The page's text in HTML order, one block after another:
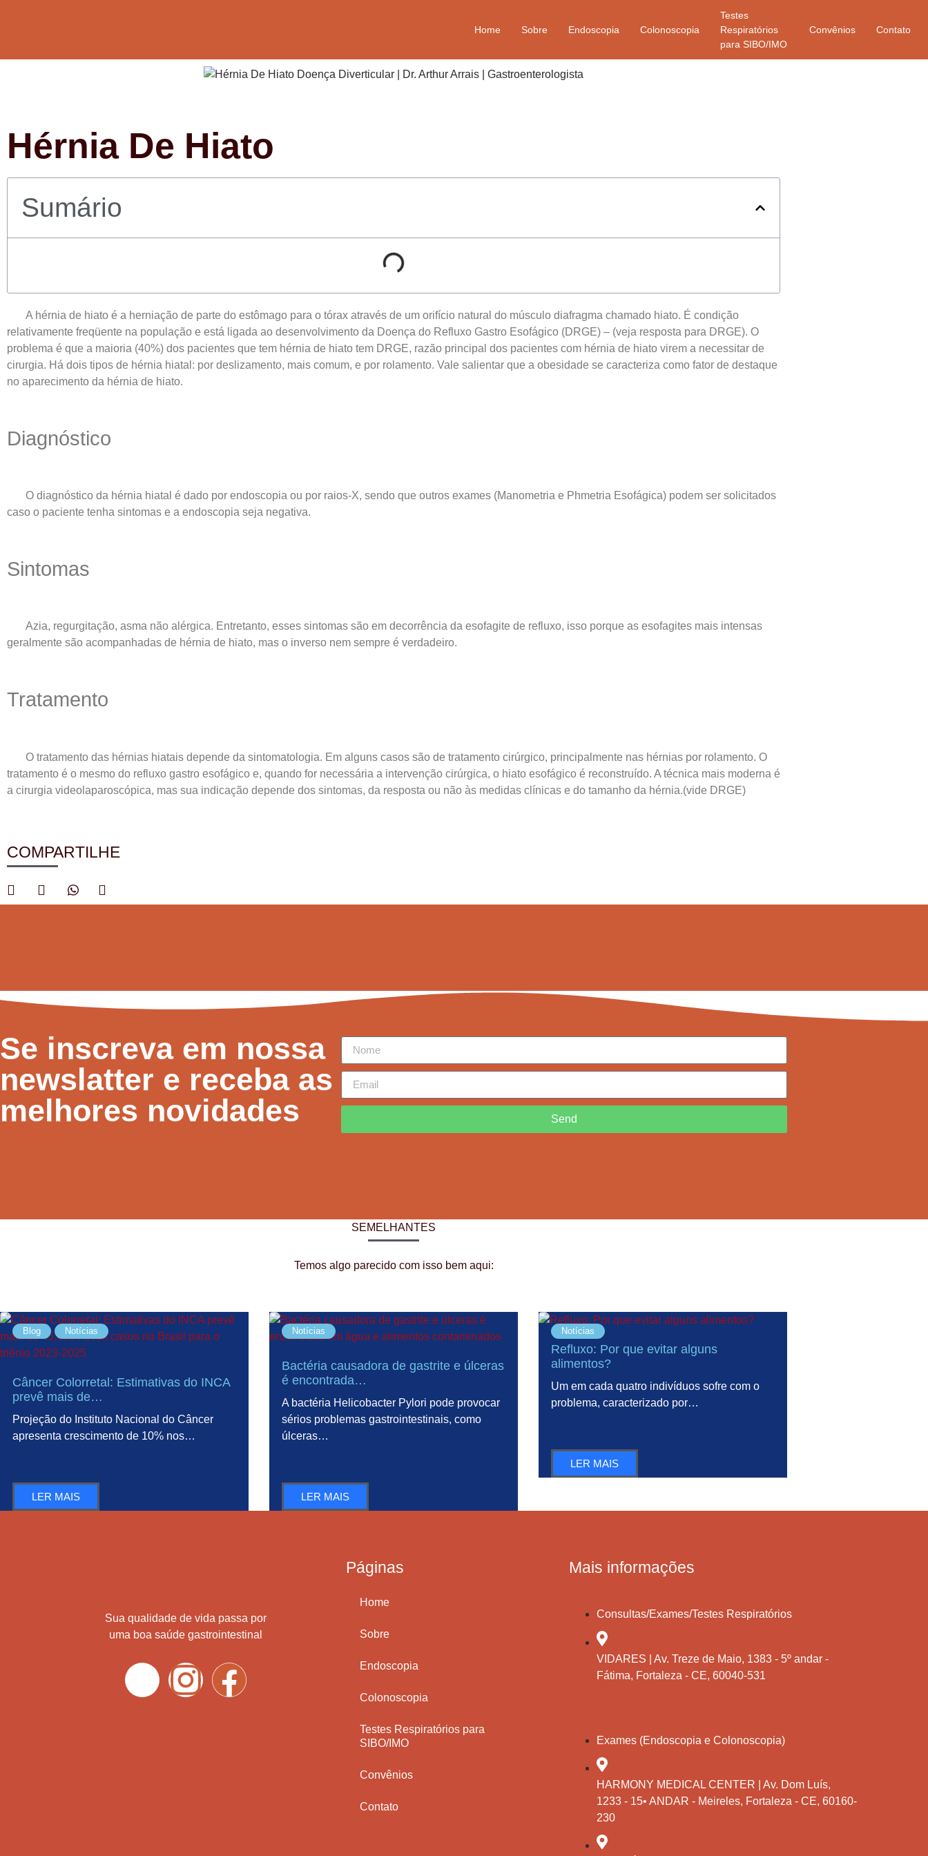
Home Sobre Endoscopia Colonoscopia
Testes
Respiratórios
para SIBO/IMO
Convênios Contato
Hérnia De Hiato
Sumário
A hérnia de hiato é a herniação de parte do estômago para o tórax através de um orifício natural do músculo diafragma chamado hiato. É condição
relativamente freqüente na população e está ligada ao desenvolvimento da Doença do Refluxo Gastro Esofágico (DRGE) – (veja resposta para DRGE). O
problema é que a maioria (40%) dos pacientes que tem hérnia de hiato tem DRGE, razão principal dos pacientes com hérnia de hiato virem a necessitar de
cirurgia. Há dois tipos de hérnia hiatal: por deslizamento, mais comum, e por rolamento. Vale salientar que a obesidade se caracteriza como fator de destaque
no aparecimento da hérnia de hiato.
Diagnóstico
O diagnóstico da hérnia hiatal é dado por endoscopia ou por raios-X, sendo que outros exames (Manometria e Phmetria Esofágica) podem ser solicitados
caso o paciente tenha sintomas e a endoscopia seja negativa.
Sintomas
Azia, regurgitação, asma não alérgica. Entretanto, esses sintomas são em decorrência da esofagite de refluxo, isso porque as esofagites mais intensas
geralmente são acompanhadas de hérnia de hiato, mas o inverso nem sempre é verdadeiro.
Tratamento
O tratamento das hérnias hiatais depende da sintomatologia. Em alguns casos são de tratamento cirúrgico, principalmente nas hérnias por rolamento. O
tratamento é o mesmo do refluxo gastro esofágico e, quando for necessária a intervenção cirúrgica, o hiato esofágico é reconstruído. A técnica mais moderna é
a cirurgia videolaparoscópica, mas sua indicação depende dos sintomas, da resposta ou não às medidas clínicas e do tamanho da hérnia.(vide DRGE)
COMPARTILHE
Se inscreva em nossa
newslatter e receba as
melhores novidades
Send
SEMELHANTES
Temos algo parecido com isso bem aqui:
Blog Notícias
Câncer Colorretal: Estimativas do INCA
prevê mais de…
Projeção do Instituto Nacional do Câncer
apresenta crescimento de 10% nos…
LER MAIS
Notícias
Bactéria causadora de gastrite e úlceras
é encontrada…
A bactéria Helicobacter Pylori pode provocar
sérios problemas gastrointestinais, como
úlceras…
LER MAIS
Notícias
Refluxo: Por que evitar alguns
alimentos?
Um em cada quatro indivíduos sofre com o
problema, caracterizado por…
LER MAIS
Sua qualidade de vida passa por
uma boa saúde gastrointestinal
Páginas
Home
Sobre
Endoscopia
Colonoscopia
Testes Respiratórios para
SIBO/IMO
Convênios
Contato
Mais informações
Consultas/Exames/Testes Respiratórios
VIDARES | Av. Treze de Maio, 1383 - 5º andar -
Fátima, Fortaleza - CE, 60040-531
Exames (Endoscopia e Colonoscopia)
HARMONY MEDICAL CENTER | Av. Dom Luís,
1233 - 15• ANDAR - Meireles, Fortaleza - CE, 60160-
230